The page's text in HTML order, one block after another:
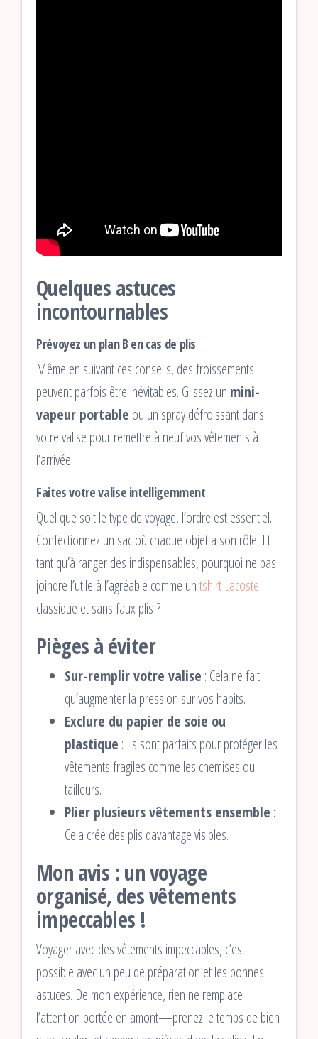
Quelques astuces
incontournables
Prévoyez un plan B en cas de plis
Même en suivant ces conseils, des froissements
peuvent parfois être inévitables. Glissez un mini-
vapeur portable ou un spray défroissant dans
votre valise pour remettre à neuf vos vêtements à
l’arrivée.
Faites votre valise intelligemment
Quel que soit le type de voyage, l’ordre est essentiel.
Confectionnez un sac où chaque objet a son rôle. Et
tant qu’à ranger des indispensables, pourquoi ne pas
joindre l’utile à l’agréable comme untshirt Lacoste
classique et sans faux plis ?
Pièges à éviter
Sur-remplir votre valise : Cela ne fait
qu’augmenter la pression sur vos habits.
Exclure du papier de soie ou
plastique : Ils sont parfaits pour protéger les
vêtements fragiles comme les chemises ou
tailleurs.
Plier plusieurs vêtements ensemble :
Cela crée des plis davantage visibles.
Mon avis : un voyage
organisé, des vêtements
impeccables !
Voyager avec des vêtements impeccables, c’est
possible avec un peu de préparation et les bonnes
astuces. De mon expérience, rien ne remplace
l’attention portée en amont—prenez le temps de bien